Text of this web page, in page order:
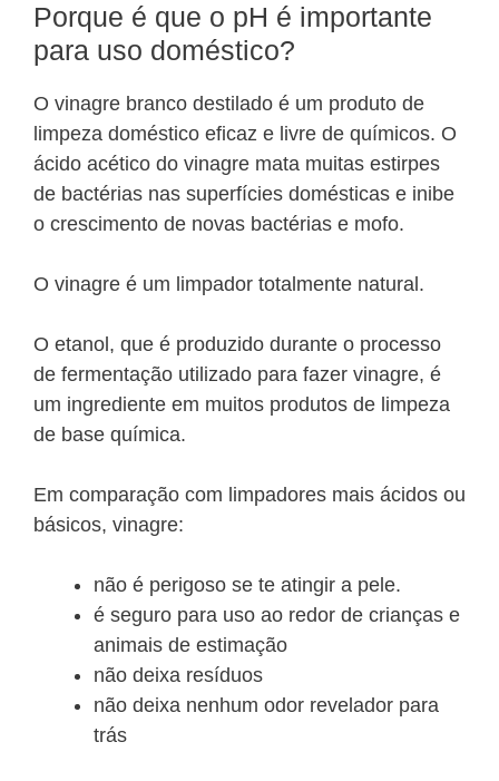
Porque é que o pH é importante
para uso doméstico?
O vinagre branco destilado é um produto de
limpeza doméstico eficaz e livre de químicos. O
ácido acético do vinagre mata muitas estirpes
de bactérias nas superfícies domésticas e inibe
o crescimento de novas bactérias e mofo.
O vinagre é um limpador totalmente natural.
O etanol, que é produzido durante o processo
de fermentação utilizado para fazer vinagre, é
um ingrediente em muitos produtos de limpeza
de base química.
Em comparação com limpadores mais ácidos ou
básicos, vinagre:
não é perigoso se te atingir a pele.
é seguro para uso ao redor de crianças e
animais de estimação
não deixa resíduos
não deixa nenhum odor revelador para
trás